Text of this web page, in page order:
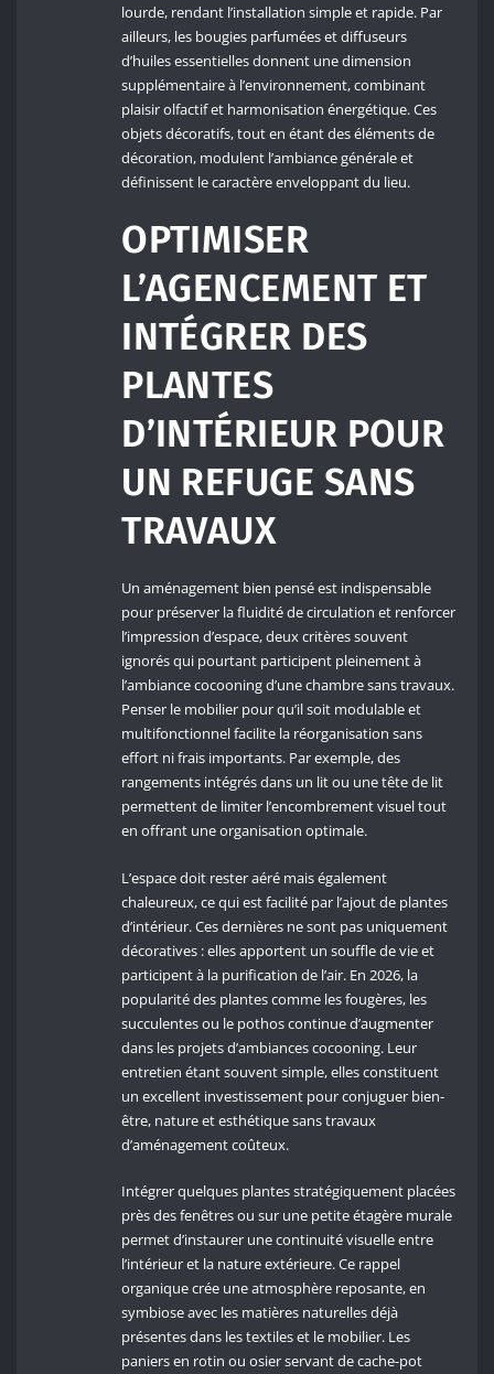
lourde, rendant l’installation simple et rapide. Par
ailleurs, les bougies parfumées et diffuseurs
d’huiles essentielles donnent une dimension
supplémentaire à l’environnement, combinant
plaisir olfactif et harmonisation énergétique. Ces
objets décoratifs, tout en étant des éléments de
décoration, modulent l’ambiance générale et
définissent le caractère enveloppant du lieu.
OPTIMISER
L’AGENCEMENT ET
INTÉGRER DES
PLANTES
D’INTÉRIEUR POUR
UN REFUGE SANS
TRAVAUX
Un aménagement bien pensé est indispensable
pour préserver la fluidité de circulation et renforcer
l’impression d’espace, deux critères souvent
ignorés qui pourtant participent pleinement à
l’ambiance cocooning d’une chambre sans travaux.
Penser le mobilier pour qu’il soit modulable et
multifonctionnel facilite la réorganisation sans
effort ni frais importants. Par exemple, des
rangements intégrés dans un lit ou une tête de lit
permettent de limiter l’encombrement visuel tout
en offrant une organisation optimale.
L’espace doit rester aéré mais également
chaleureux, ce qui est facilité par l’ajout de plantes
d’intérieur. Ces dernières ne sont pas uniquement
décoratives : elles apportent un souffle de vie et
participent à la purification de l’air. En 2026, la
popularité des plantes comme les fougères, les
succulentes ou le pothos continue d’augmenter
dans les projets d’ambiances cocooning. Leur
entretien étant souvent simple, elles constituent
un excellent investissement pour conjuguer bien-
être, nature et esthétique sans travaux
d’aménagement coûteux.
Intégrer quelques plantes stratégiquement placées
près des fenêtres ou sur une petite étagère murale
permet d’instaurer une continuité visuelle entre
l’intérieur et la nature extérieure. Ce rappel
organique crée une atmosphère reposante, en
symbiose avec les matières naturelles déjà
présentes dans les textiles et le mobilier. Les
paniers en rotin ou osier servant de cache-pot